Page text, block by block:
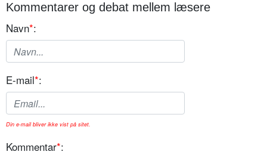
Kommentarer og debat mellem læsere
Navn*:
E-mail*:
Din e-mail bliver ikke vist på sitet.
Kommentar*: